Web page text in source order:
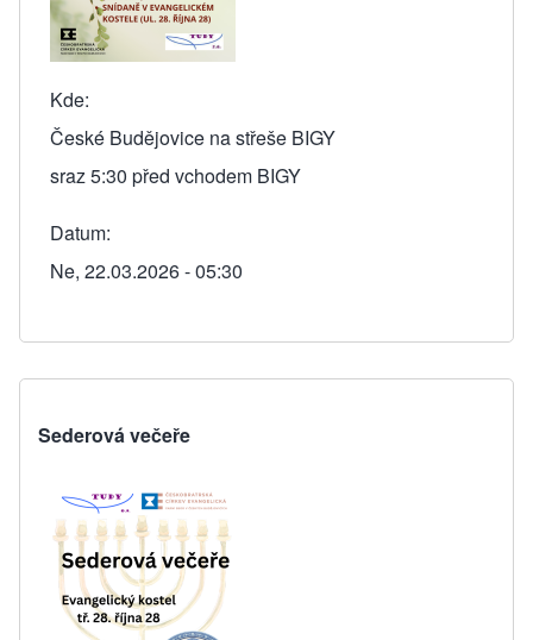
Kde
České Budějovice na střeše BIGY
sraz 5:30 před vchodem BIGY
Datum
Ne, 22.03.2026 - 05:30
Sederová večeře